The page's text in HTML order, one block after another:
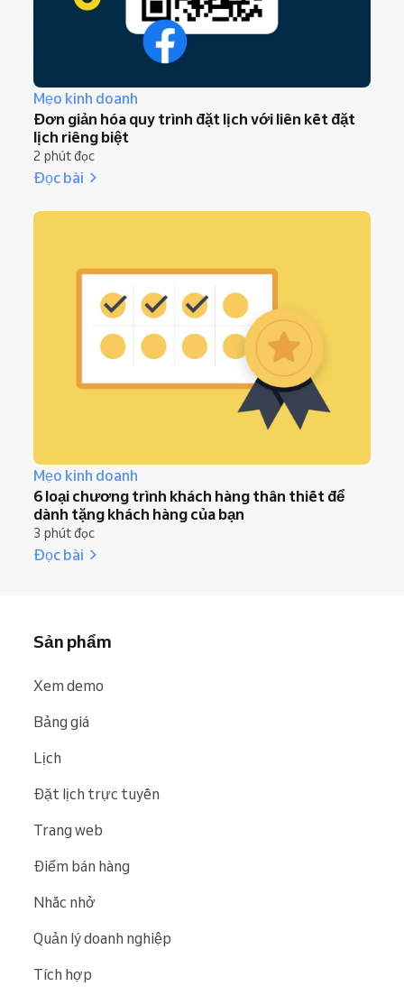
Mẹo kinh doanh
Đơn giản hóa quy trình đặt lịch với liên kết đặt
lịch riêng biệt
2 phút đọc
Đọc bài
Mẹo kinh doanh
6 loại chương trình khách hàng thân thiết để
dành tặng khách hàng của bạn
3 phút đọc
Đọc bài
Sản phẩm
Xem demo
Bảng giá
Lịch
Đặt lịch trực tuyến
Trang web
Điểm bán hàng
Nhắc nhở
Quản lý doanh nghiệp
Tích hợp